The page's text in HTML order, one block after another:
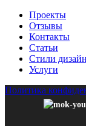
Проекты
Отзывы
Контакты
Статьи
Стили
Услуги
Политика